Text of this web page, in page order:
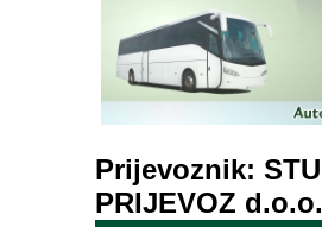
Prijevoznik:
PRIJEVOZ d.o.o.